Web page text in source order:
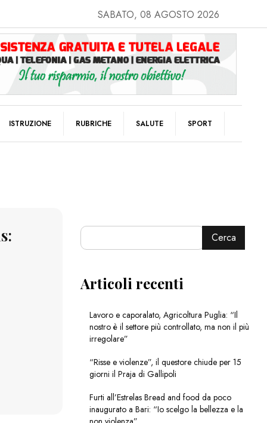
SABATO, 08 AGOSTO 2026
ISTRUZIONE RUBRICHE SALUTE SPORT
Cerca
Articoli recenti
Lavoro e caporalato, Agricoltura Puglia: “Il
nostro è il settore più controllato, ma non il più
irregolare”
“Risse e violenze”, il questore chiude per 15
giorni il Praja di Gallipoli
Furti all’Estrelas Bread and food da poco
inaugurato a Bari: “Io scelgo la bellezza e la